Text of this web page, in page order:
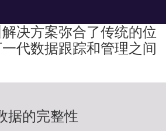
决方案弥合了传统的位
代数据跟踪和管理之间
据的完整性